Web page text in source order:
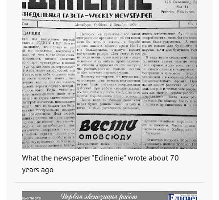
What the newspaper "Edinenie" wrote about 70
years ago